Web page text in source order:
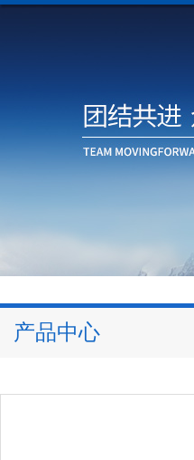
产品中心